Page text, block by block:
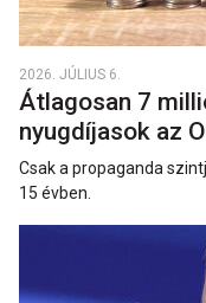
2026. JÚLIUS 6.
Átlagosan 7
nyugdíjasok az
Csak a propaganda
15 évben.